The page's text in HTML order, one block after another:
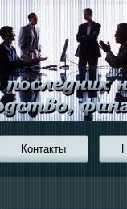
Контакты